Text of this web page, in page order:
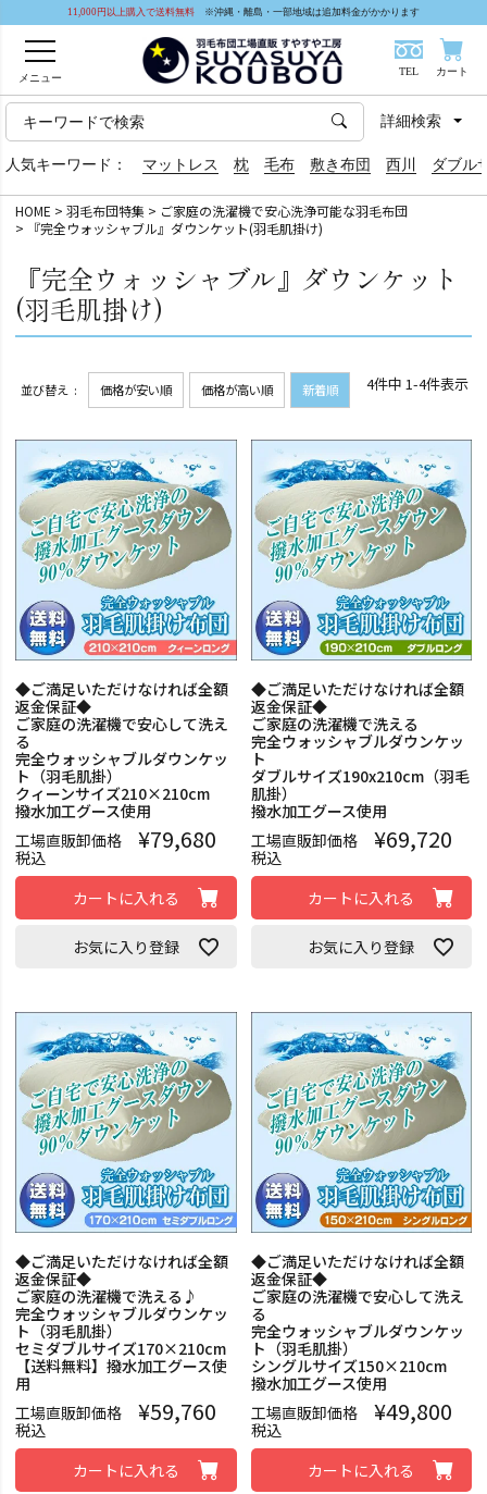
11,000円以上購入で送料無料 ※沖縄・離島・一部地域は追加料金がかかります
メニュー
TEL カート
人気キーワード： マットレス 枕 毛布 敷き布団 西川 ダブル
詳細検索
HOME 羽毛布団特集
ご家庭の洗濯機で安心洗浄可能な羽毛布団
『完全ウォッシャブル』ダウンケット(羽毛肌掛け)
『完全ウォッシャブル』ダウンケット
(羽毛肌掛け)
並び替え 価格が安い順 価格が高い順 新着順 4件中 1-4件表示
◆ご満足いただけなければ全額
返金保証◆
ご家庭の洗濯機で安心して洗え
る
完全ウォッシャブルダウンケッ
ト（羽毛肌掛）
クィーンサイズ210×210cm
撥水加工グース使用
工場直販卸価格
¥79,680
税込
カートに入れる
お気に入り登録
◆ご満足いただけなければ全額
返金保証◆
ご家庭の洗濯機で洗える
完全ウォッシャブルダウンケッ
ト
ダブルサイズ190x210cm（羽毛
肌掛）
撥水加工グース使用
工場直販卸価格
¥69,720
税込
カートに入れる
お気に入り登録
◆ご満足いただけなければ全額
返金保証◆
ご家庭の洗濯機で洗える♪
完全ウォッシャブルダウンケッ
ト（羽毛肌掛）
セミダブルサイズ170×210cm
【送料無料】撥水加工グース使
用
工場直販卸価格
¥59,760
税込
カートに入れる
◆ご満足いただけなければ全額
返金保証◆
ご家庭の洗濯機で安心して洗え
る
完全ウォッシャブルダウンケッ
ト（羽毛肌掛）
シングルサイズ150×210cm
撥水加工グース使用
工場直販卸価格
¥49,800
税込
カートに入れる